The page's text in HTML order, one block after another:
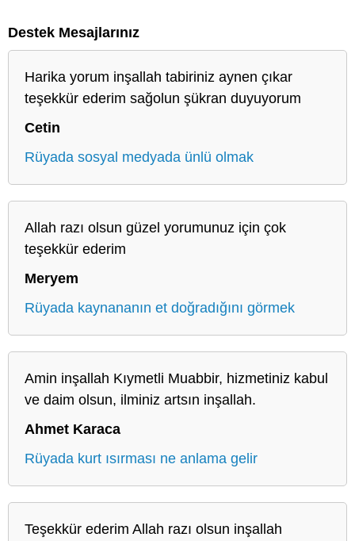
Destek Mesajlarınız
Harika yorum inşallah tabiriniz aynen çıkar
teşekkür ederim sağolun şükran duyuyorum
Cetin
Rüyada sosyal medyada ünlü olmak
Allah razı olsun güzel yorumunuz için çok
teşekkür ederim
Meryem
Rüyada kaynananın et doğradığını görmek
Amin inşallah Kıymetli Muabbir, hizmetiniz kabul
ve daim olsun, ilminiz artsın inşallah.
Ahmet Karaca
Rüyada kurt ısırması ne anlama gelir
Teşekkür ederim Allah razı olsun inşallah